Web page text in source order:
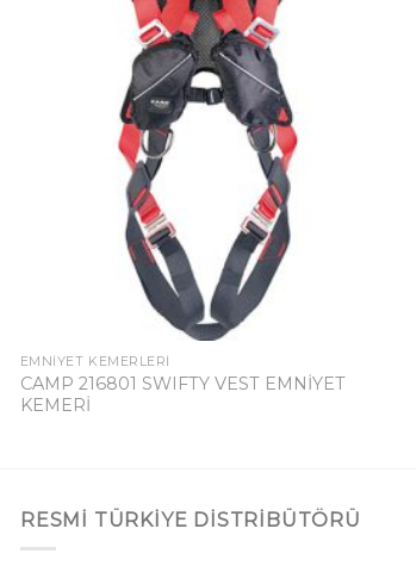
EMNIYET KEMERLERI
CAMP 216801 SWIFTY VEST EMNİYET
KEMERİ
RESMI TÜRKIYE DISTRIBÜTÖRÜ